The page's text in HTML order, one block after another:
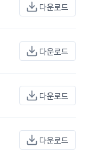
다운로드
다운로드
다운로드
다운로드